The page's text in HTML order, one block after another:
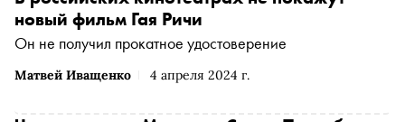
Матвей Иващенко 4 апреля 2024 г.
новый фильм Гая Ричи
Он не получил прокатное удостоверение